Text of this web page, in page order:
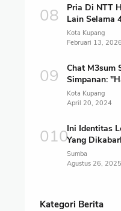
Pria Di NTT
Lain Selama
Kota Kupang
Februari 13, 2026
Chat M3sum
Simpanan:
Kota Kupang
April 20, 2024
Ini Identitas
Yang
Sumba
Agustus 26, 2025
Kategori Berita